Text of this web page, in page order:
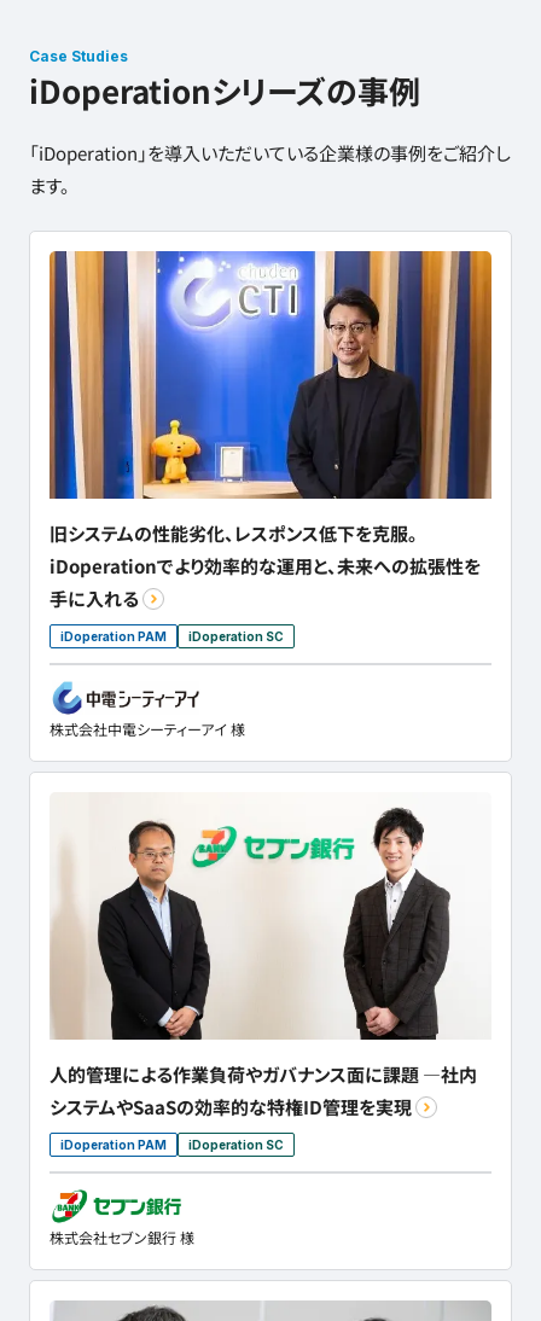
Case Studies
iDoperationシリーズの事例
「iDoperation」を導入いただいている企業様の事例をご紹介し
ます。
旧システムの性能劣化、レスポンス低下を克服。
iDoperationでより効率的な運用と、未来への拡張性を
手に入れる
iDoperation PAM iDoperation SC
株式会社中電シーティーアイ 様
人的管理による作業負荷やガバナンス面に課題 ―社内
システムやSaaSの効率的な特権ID管理を実現
iDoperation PAM iDoperation SC
株式会社セブン銀行 様